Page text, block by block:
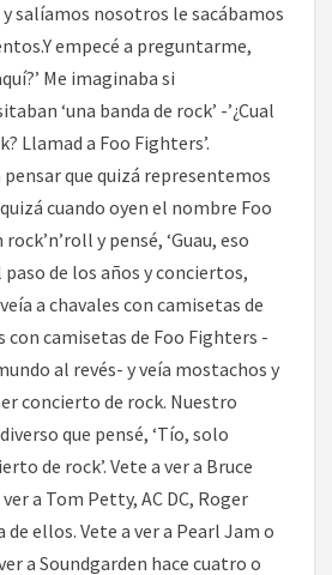
salíamos nosotros le sacábamos
empecé a preguntarme,
Me imaginaba si
‘una banda de rock’ -’¿Cual
Llamad a Foo Fighters’.
que quizá representemos
cuando oyen el nombre Foo
y pensé, ‘Guau, eso
paso de los años y conciertos,
a chavales con camisetas de
con camisetas de Foo Fighters -
al revés- y veía mostachos y
concierto de rock. Nuestro
que pensé, ‘Tío, solo
de rock’. Vete a ver a Bruce
a Tom Petty, AC DC, Roger
de ellos. Vete a ver a Pearl Jam o
a Soundgarden hace cuatro o